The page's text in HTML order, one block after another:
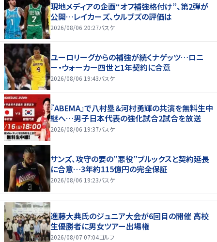
現地メディアの企画“オフ補強格付け”、第2弾が
公開…レイカーズ、ウルブズの評価は
2026/08/06 20:27バスケ
ユーロリーグからの補強が続くナゲッツ…ロニ
ー・ウォーカー四世と1年契約に合意
2026/08/06 19:43バスケ
『ABEMA』で八村塁＆河村勇輝の共演を無料生中
継へ…男子日本代表の強化試合2試合を放送
2026/08/06 19:37バスケ
サンズ、攻守の要の”悪役”ブルックスと契約延長
に合意…3年約115億円の完全保証
2026/08/06 19:23バスケ
進藤大典氏のジュニア大会が6回目の開催 高校
生優勝者に男女ツアー出場権
2026/08/07 07:04ゴルフ